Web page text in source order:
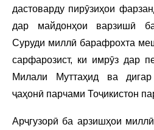
дастоварду пирӯзиҳои
дар майдонҳои варзишӣ
Суруди миллӣ барафрохта
сарфарозист, ки имрӯз дар
Милали Муттаҳид ва
ҷаҳонӣ парчами Тоҷикистон
Арҷгузорӣ ба арзишҳои